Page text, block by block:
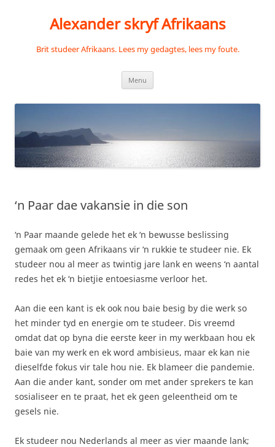
Alexander skryf Afrikaans
Brit studeer Afrikaans. Lees my gedagtes, lees my foute.
Menu
‘n Paar dae vakansie in die son
‘n Paar maande gelede het ek ‘n bewusse beslissing
gemaak om geen Afrikaans vir ‘n rukkie te studeer nie. Ek
studeer nou al meer as twintig jare lank en weens ‘n aantal
redes het ek ‘n bietjie entoesiasme verloor het.
Aan die een kant is ek ook nou baie besig by die werk so
het minder tyd en energie om te studeer. Dis vreemd
omdat dat op byna die eerste keer in my werkbaan hou ek
baie van my werk en ek word ambisieus, maar ek kan nie
dieselfde fokus vir tale hou nie. Ek blameer die pandemie.
Aan die ander kant, sonder om met ander sprekers te kan
sosialiseer en te praat, het ek geen geleentheid om te
gesels nie.
Ek studeer nou Nederlands al meer as vier maande lank;